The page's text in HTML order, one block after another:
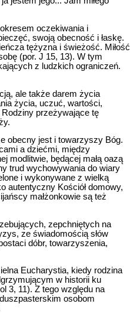
oczekiwania i
swoją obecność i łaskę.
tężyzna i świeżość. Miłość
(por. J 15, 13). W tym
z ludzkich ograniczeń.
ale także darem życia
życia, uczuć, wartości,
przeżywające tę
obecny jest i towarzyszy Bóg.
a dziećmi, między
modlitwie, będącej małą oazą
trud wychowywania do wiary
i wykonywane z wielką
autentyczny Kościół domowy,
małżonkowie są też
zepchniętych na
ze świadomością słów
dóbr, towarzyszenia,
Eucharystia, kiedy rodzina
w historii ku
3, 11). Z tego względu na
osobom